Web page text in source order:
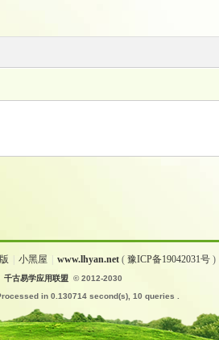
小黑屋 www.lhyan.net ( 豫ICP备19042031号 )
千古易学应用联盟 © 2012-2030
in 0.130714 second(s), 10 queries .